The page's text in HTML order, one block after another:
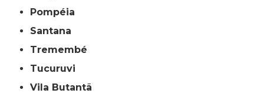
Pompéia
Santana
Tremembé
Tucuruvi
Vila Butantã